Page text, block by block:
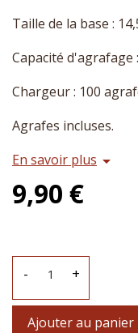
Taille de la base :
Capacité d'agrafage
Chargeur : 100
Agrafes incluses.
En savoir plus arrow_drop_down
9,90 €
- +
Ajouter au panier